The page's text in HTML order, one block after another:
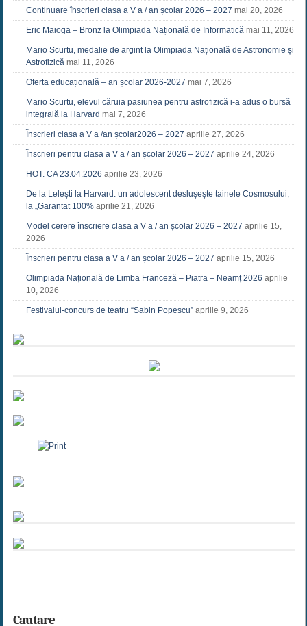
Continuare înscrieri clasa a V a / an școlar 2026 – 2027 mai 20, 2026
Eric Maioga – Bronz la Olimpiada Națională de Informatică mai 11, 2026
Mario Scurtu, medalie de argint la Olimpiada Națională de Astronomie și
Astrofizică mai 11, 2026
Oferta educațională – an școlar 2026-2027 mai 7, 2026
Mario Scurtu, elevul căruia pasiunea pentru astrofizică i-a adus o bursă
integrală la Harvard mai 7, 2026
Înscrieri clasa a V a /an școlar2026 – 2027 aprilie 27, 2026
Înscrieri pentru clasa a V a / an școlar 2026 – 2027 aprilie 24, 2026
HOT. CA 23.04.2026 aprilie 23, 2026
De la Leleşti la Harvard: un adolescent desluşeşte tainele Cosmosului,
la „Garantat 100% aprilie 21, 2026
Model cerere înscriere clasa a V a / an școlar 2026 – 2027 aprilie 15,
2026
Înscrieri pentru clasa a V a / an școlar 2026 – 2027 aprilie 15, 2026
Olimpiada Națională de Limba Franceză – Piatra – Neamț 2026 aprilie
10, 2026
Festivalul-concurs de teatru “Sabin Popescu” aprilie 9, 2026
Cautare